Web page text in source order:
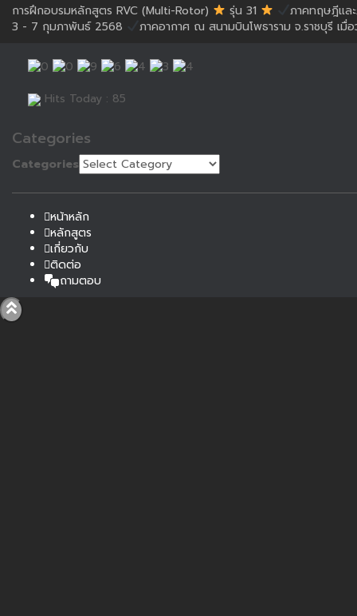
การฝึกอบรมหลักสูตร RVC (Multi-Rotor) รุ่น 31
ภาคทฤษฎีแล
3 - 7 กุมภาพันธ์ 2568
ภาคอากาศ ณ สนามบินโพธาราม จ.ราชบุรี เ
Hits Today : 85
Categories
Categories
หน้าหลัก
หลักสูตร
เกี่ยวกับ
ติดต่อ
ถามตอบ